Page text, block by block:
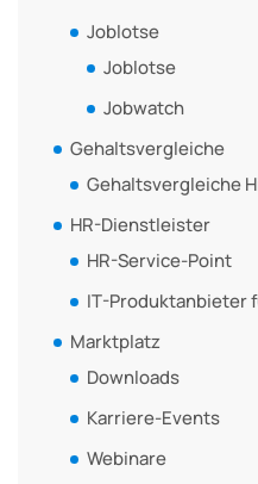
Joblotse
Joblotse
Jobwatch
Gehaltsvergleiche
Gehaltsvergleiche
HR-Dienstleister
HR-Service-Point
IT-Produktanbieter
Marktplatz
Downloads
Karriere-Events
Webinare